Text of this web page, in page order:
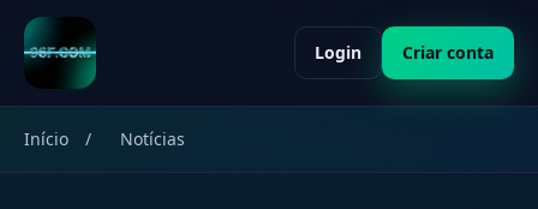
Login Criar conta
Início / Notícias